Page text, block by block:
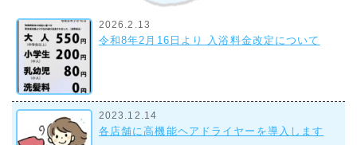
2026.2.13
令和8年2月16日より 入浴料金改定について
2023.12.14
各店舗に高機能ヘアドライヤーを導入します